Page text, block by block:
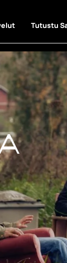
Tutustu